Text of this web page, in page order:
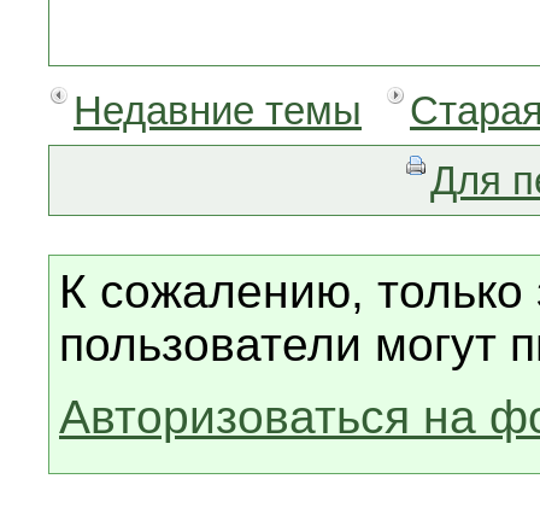
Недавние темы
Для
К сожалению, только
пользователи могут
Авторизоваться на